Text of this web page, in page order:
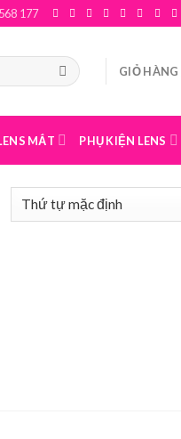
177
GIỎ HÀNG
MẮT PHỤ KIỆN LENS